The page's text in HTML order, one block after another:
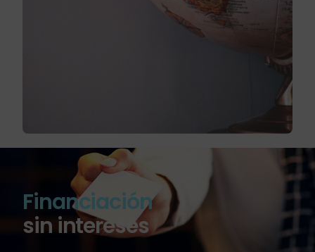
Financiación
sin intereses